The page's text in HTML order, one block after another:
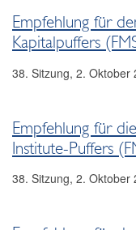
2023
Empfehlung FMSG/4/
Empfehlung für
Kapitalpuffers
38. Sitzung, 2. Oktober
Empfehlung für
Institute-Puffers
38. Sitzung, 2. Oktober